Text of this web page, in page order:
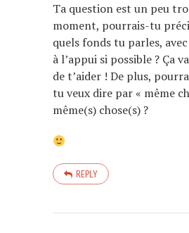
Ta question est un peu
moment, pourrais-tu
quels fonds tu parles,
à l’appui si possible ? Ça
de t’aider ! De plus,
tu veux dire par « même
même(s) chose(s) ?
REPLY